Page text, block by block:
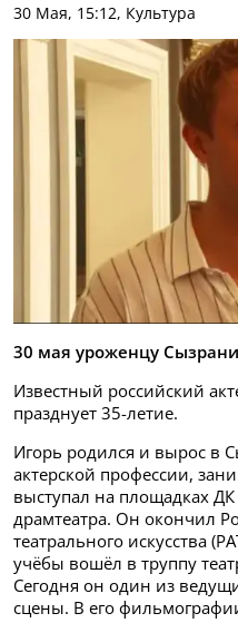
30 Мая, 15:12, Культура
30 мая уроженцу
Известный российский
празднует 35-летие.
Игорь родился и вырос в
актерской профессии,
выступал на площадках
драмтеатра. Он окончил
театрального искусства
учёбы вошёл в труппу
Сегодня он один из
сцены. В его